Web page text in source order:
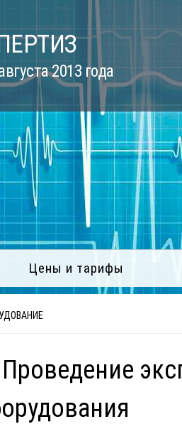
2013 года
Цены и тарифы